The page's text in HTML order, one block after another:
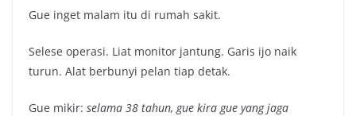
Gue inget malam itu di rumah sakit.
Selese operasi. Liat monitor jantung. Garis ijo naik
turun. Alat berbunyi pelan tiap detak.
Gue mikir: selama 38 tahun, gue kira gue yang jaga